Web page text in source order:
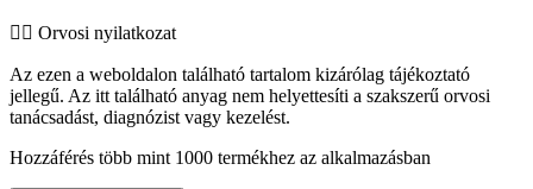
👨‍⚕️️ Orvosi nyilatkozat
Az ezen a weboldalon található tartalom kizárólag tájékoztató
jellegű. Az itt található anyag nem helyettesíti a szakszerű orvosi
tanácsadást, diagnózist vagy kezelést.
Hozzáférés több mint 1000 termékhez az alkalmazásban